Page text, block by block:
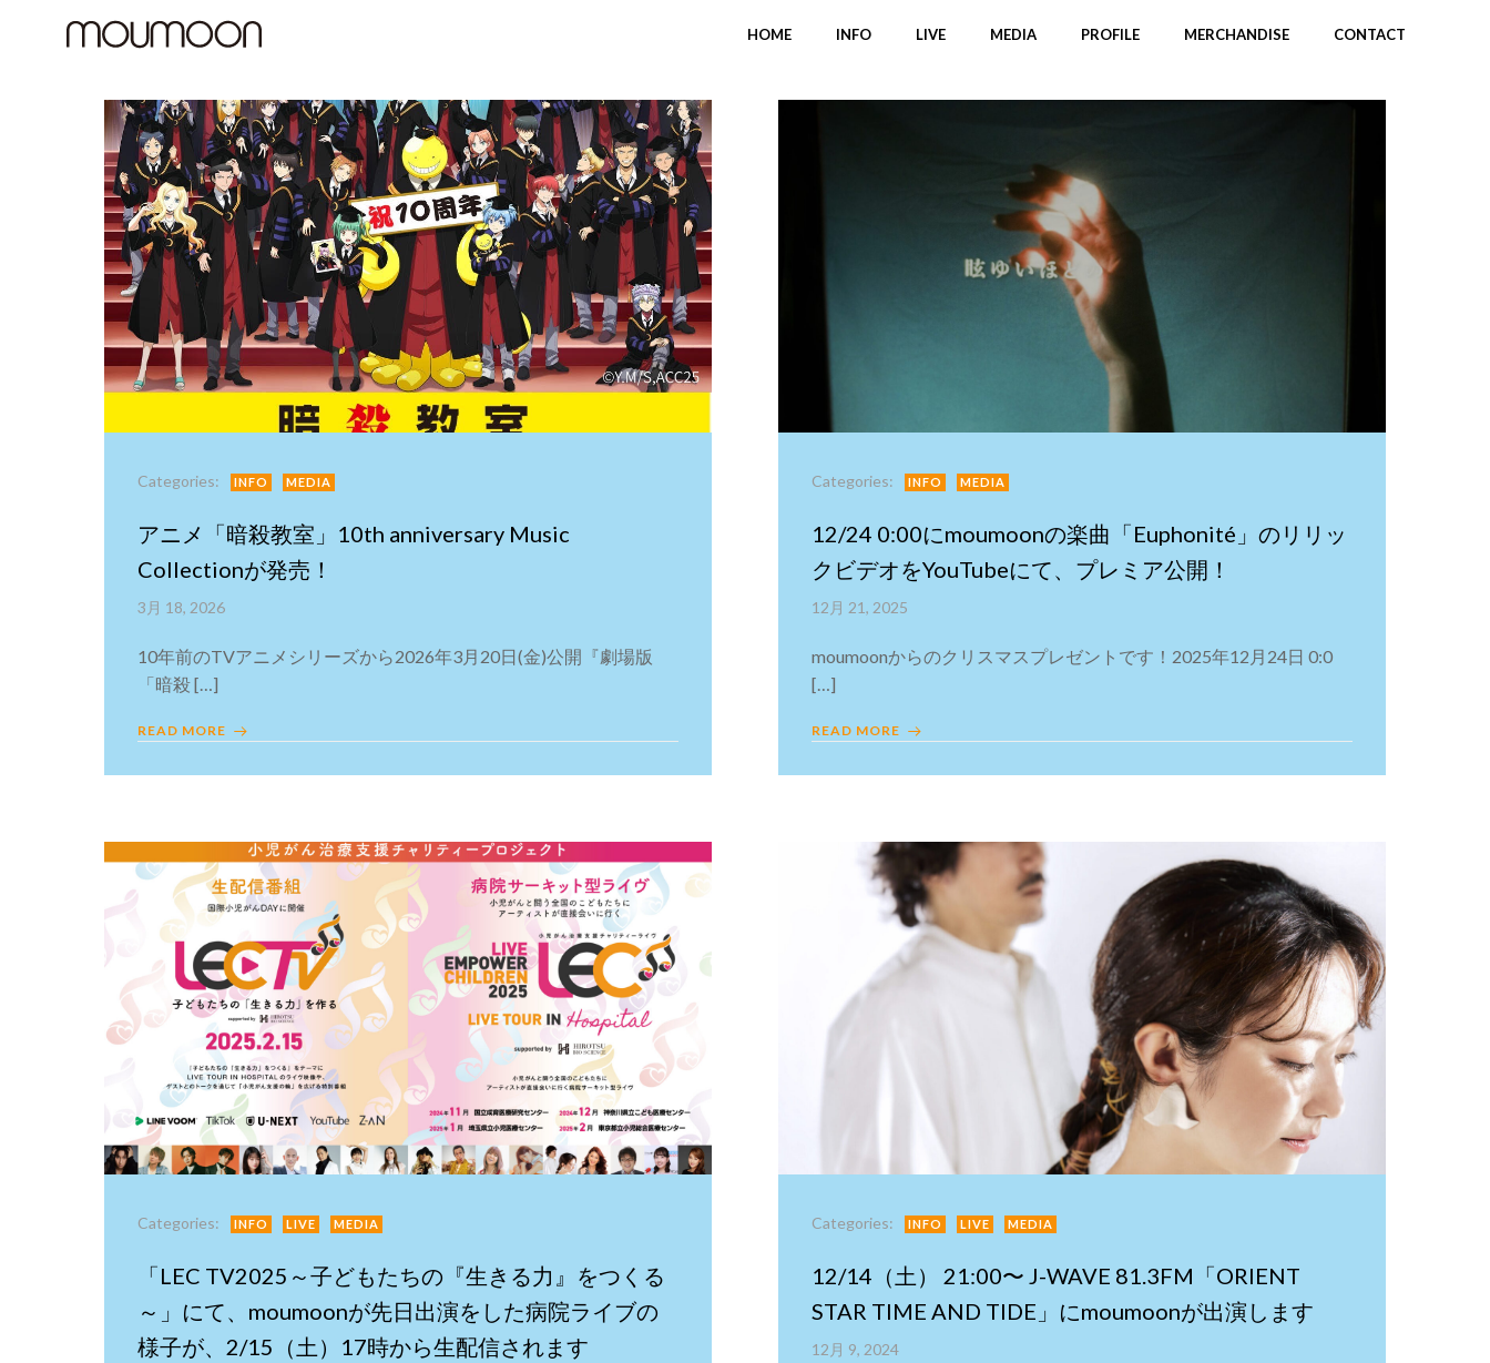
HOME INFO LIVE MEDIA PROFILE MERCHANDISE CONTACT
Categories: INFO MEDIA
アニメ「暗殺教室」10th anniversary Music
Collectionが発売！
3月 18, 2026
10年前のTVアニメシリーズから2026年3月20日(金)公開『劇場版
「暗殺 […]
READ MORE
Categories: INFO MEDIA
12/24 0:00にmoumoonの楽曲「Euphonité」のリリッ
クビデオをYouTubeにて、プレミア公開！
12月 21, 2025
moumoonからのクリスマスプレゼントです！2025年12月24日 0:0
[…]
READ MORE
Categories: INFO LIVE MEDIA
「LEC TV2025～子どもたちの『生きる力』をつくる
～」にて、moumoonが先日出演をした病院ライブの
様子が、2/15（土）17時から生配信されます
Categories: INFO LIVE MEDIA
12/14（土） 21:00〜 J-WAVE 81.3FM「ORIENT
STAR TIME AND TIDE」にmoumoonが出演します
12月 9, 2024